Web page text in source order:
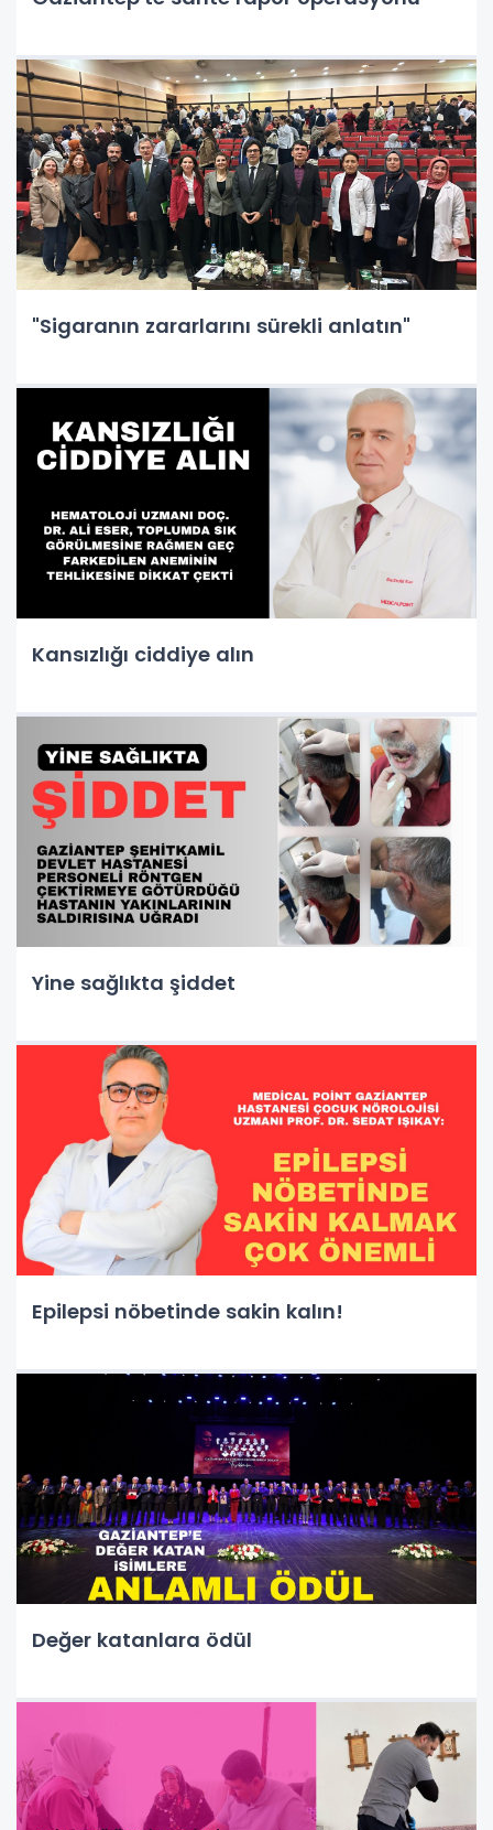
"Sigaranın zararlarını sürekli anlatın"
Kansızlığı ciddiye alın
Yine sağlıkta şiddet
Epilepsi nöbetinde sakin kalın!
Değer katanlara ödül